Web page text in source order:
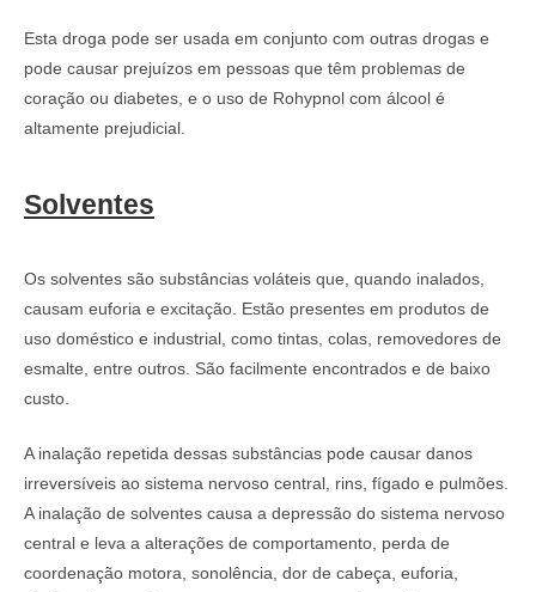
Esta droga pode ser usada em conjunto com outras drogas e
pode causar prejuízos em pessoas que têm problemas de
coração ou diabetes, e o uso de Rohypnol com álcool é
altamente prejudicial.
Solventes
Os solventes são substâncias voláteis que, quando inalados,
causam euforia e excitação. Estão presentes em produtos de
uso doméstico e industrial, como tintas, colas, removedores de
esmalte, entre outros. São facilmente encontrados e de baixo
custo.
A inalação repetida dessas substâncias pode causar danos
irreversíveis ao sistema nervoso central, rins, fígado e pulmões.
A inalação de solventes causa a depressão do sistema nervoso
central e leva a alterações de comportamento, perda de
coordenação motora, sonolência, dor de cabeça, euforia,